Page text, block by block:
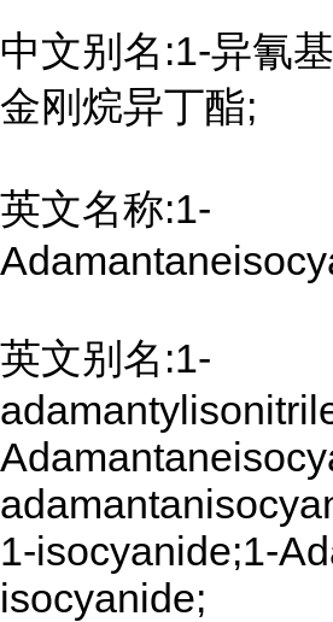
中文别名:1-异氰
金刚烷异丁酯;
英文名称:1-
英文别名:1-
1-isocyanide;1-
isocyanide;